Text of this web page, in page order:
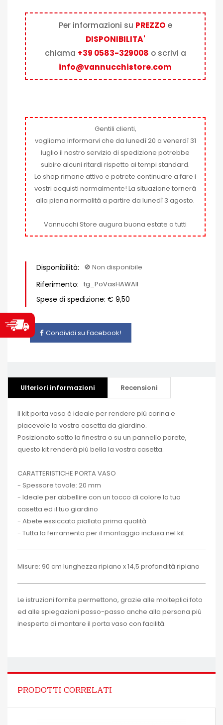
Per informazioni su PREZZO e
DISPONIBILITA'
chiama +39 0583-329008 o scrivi a
info@vannucchistore.com
Gentili clienti,
vogliamo informarvi che da lunedì 20 a venerdì 31
luglio il nostro servizio di spedizione potrebbe
subire alcuni ritardi rispetto ai tempi standard.
Lo shop rimane attivo e potrete continuare a fare i
vostri acquisti normalmente! La situazione tornerà
alla piena normalità a partire da lunedì 3 agosto.
Vannucchi Store augura buona estate a tutti
Disponibilità: 🚫​ Non disponibile
Riferimento: tg_PoVasHAWAII
Spese di spedizione: € 9,50
Condividi su Facebook!
Ulteriori informazioni Recensioni
Il kit porta vaso è ideale per rendere più carina e
piacevole la vostra casetta da giardino.
Posizionato sotto la finestra o su un pannello parete,
questo kit renderà più bella la vostra casetta.
CARATTERISTICHE PORTA VASO
- Spessore tavole: 20 mm
- Ideale per abbellire con un tocco di colore la tua
casetta ed il tuo giardino
- Abete essiccato piallato prima qualità
- Tutta la ferramenta per il montaggio inclusa nel kit
Misure: 90 cm lunghezza ripiano x 14,5 profondità ripiano
Le istruzioni fornite permettono, grazie alle molteplici foto
ed alle spiegazioni passo-passo anche alla persona più
inesperta di montare il porta vaso con facilità.
PRODOTTI CORRELATI